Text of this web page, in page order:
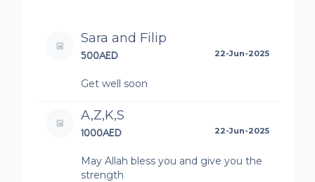
Sara and Filip
500AED 22-Jun-2025
Get well soon
A,Z,K,S
1000AED 22-Jun-2025
May Allah bless you and give you the
strength